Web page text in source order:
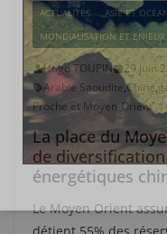
ACTUALITÉS ASIE ET
MONDIALISATION ET ENJEUX
Hugo TOUPIN 29 juin
Arabie Saoudite,Chine,
Proche et Moyen-Orient
La place du
de
énergétiques
Le Moyen Orient